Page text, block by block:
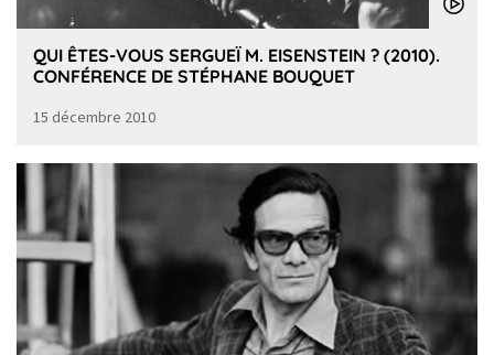
QUI ÊTES-VOUS SERGUEÏ M. EISENSTEIN ? (2010).
CONFÉRENCE DE STÉPHANE BOUQUET
15 décembre 2010